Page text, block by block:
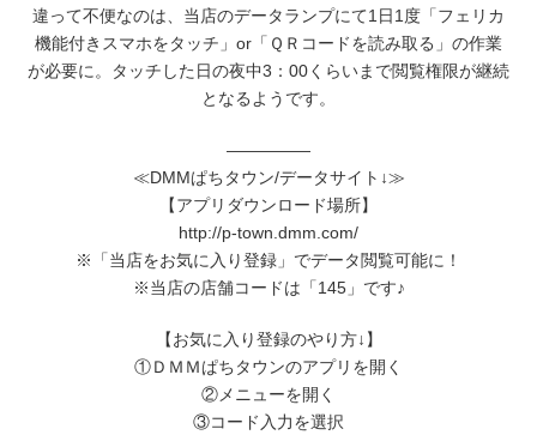
違って不便なのは、当店のデータランプにて1日1度「フェリカ
機能付きスマホをタッチ」or「ＱＲコードを読み取る」の作業
が必要に。タッチした日の夜中3：00くらいまで閲覧権限が継続
となるようです。
―――――
≪DMMぱちタウン/データサイト↓≫
【アプリダウンロード場所】
http://p-town.dmm.com/
※「当店をお気に入り登録」でデータ閲覧可能に！
※当店の店舗コードは「145」です♪
【お気に入り登録のやり方↓】
①ＤＭＭぱちタウンのアプリを開く
②メニューを開く
③コード入力を選択